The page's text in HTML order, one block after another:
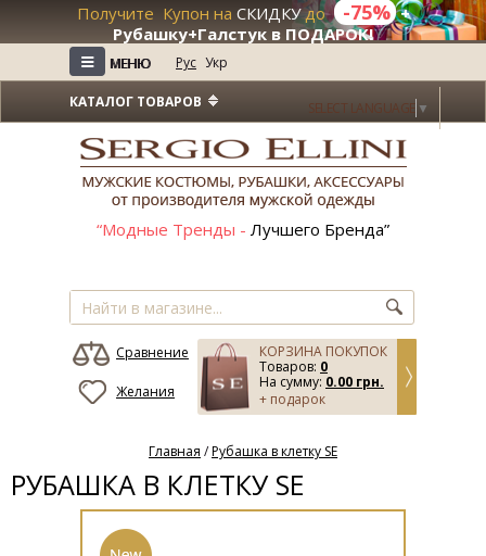
Получите Купон на СКИДКУдо -75% +
Рубашку+Галстук в ПОДАРОК!
≡ МЕНЮ Рус Укр
SELECT LANGUAGE ▼
КАТАЛОГ ТОВАРОВ
“Модные Тренды - Лучшего Бренда”
КОРЗИНА ПОКУПОК
Товаров: 0
На сумму: 0.00 грн.
+ подарок
Сравнение
Желания
Главная /Рубашка в клетку SE
РУБАШКА В КЛЕТКУ SE
≡ МЕНЮ